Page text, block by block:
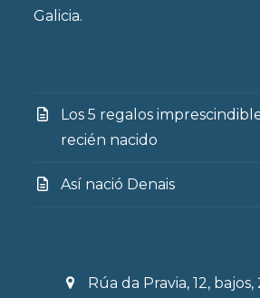
Galicia.
Los 5 regalos
recién nacido
Así nació Denais
Rúa da Pravia, 12,